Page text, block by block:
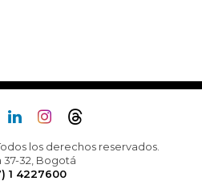
los derechos reservados.
37-32, Bogotá
1 4227600